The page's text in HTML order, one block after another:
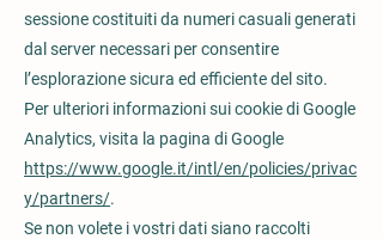
sessione costituiti da numeri casuali generati
dal server necessari per consentire
l’esplorazione sicura ed efficiente del sito.
Per ulteriori informazioni sui cookie di Google
Analytics, visita la pagina di Google
https://www.google.it/intl/en/policies/privac
y/partners/.
Se non volete i vostri dati siano raccolti